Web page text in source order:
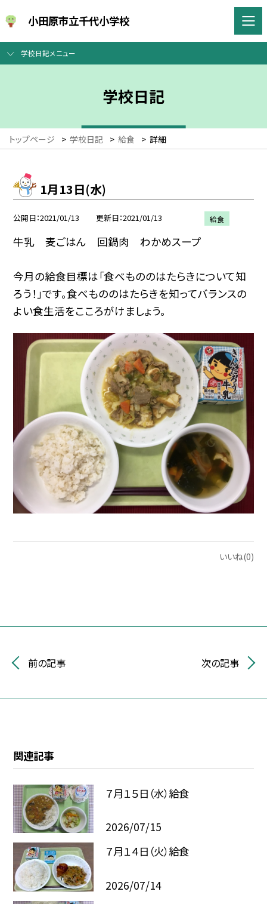
小田原市立千代小学校
学校日記メニュー
学校日記
トップページ > 学校日記 > 給食 > 詳細
1月13日(水)
公開日 2021/01/13 更新日 2021/01/13 給食
牛乳 麦ごはん 回鍋肉 わかめスープ
今月の給食目標は「食べもののはたらきについて知
ろう！」です。食べもののはたらきを知ってバランスの
よい食生活をこころがけましょう。
いいね(0)
前の記事 次の記事
関連記事
７月１５日（水）給食
2026/07/15
７月１４日（火）給食
2026/07/14